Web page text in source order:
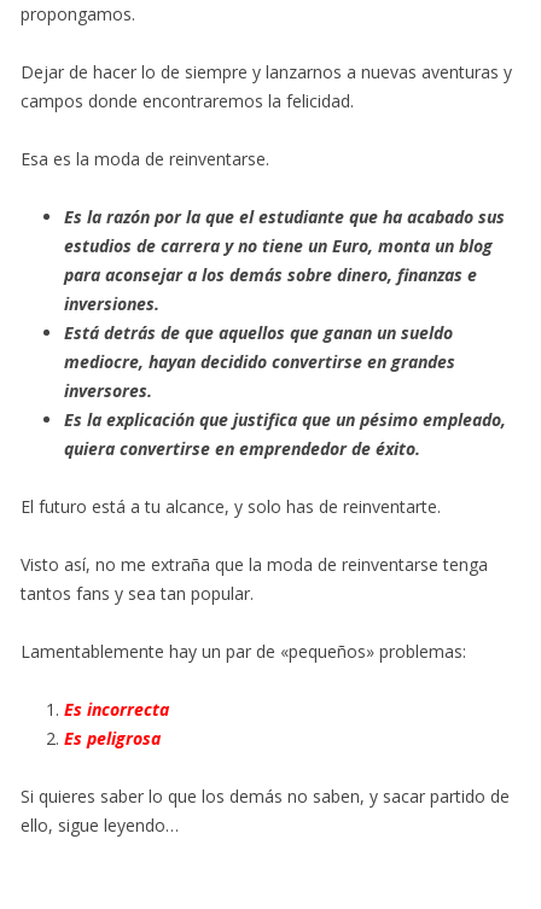
propongamos.
Dejar de hacer lo de siempre y lanzarnos a nuevas aventuras y
campos donde encontraremos la felicidad.
Esa es la moda de reinventarse.
Es la razón por la que el estudiante que ha acabado sus
estudios de carrera y no tiene un Euro, monta un blog
para aconsejar a los demás sobre dinero, finanzas e
inversiones.
Está detrás de que aquellos que ganan un sueldo
mediocre, hayan decidido convertirse en grandes
inversores.
Es la explicación que justifica que un pésimo empleado,
quiera convertirse en emprendedor de éxito.
El futuro está a tu alcance, y solo has de reinventarte.
Visto así, no me extraña que la moda de reinventarse tenga
tantos fans y sea tan popular.
Lamentablemente hay un par de «pequeños» problemas:
Es incorrecta
Es peligrosa
Si quieres saber lo que los demás no saben, y sacar partido de
ello, sigue leyendo…